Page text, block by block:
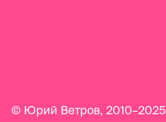
© Юрий Ветров, 2010–2025